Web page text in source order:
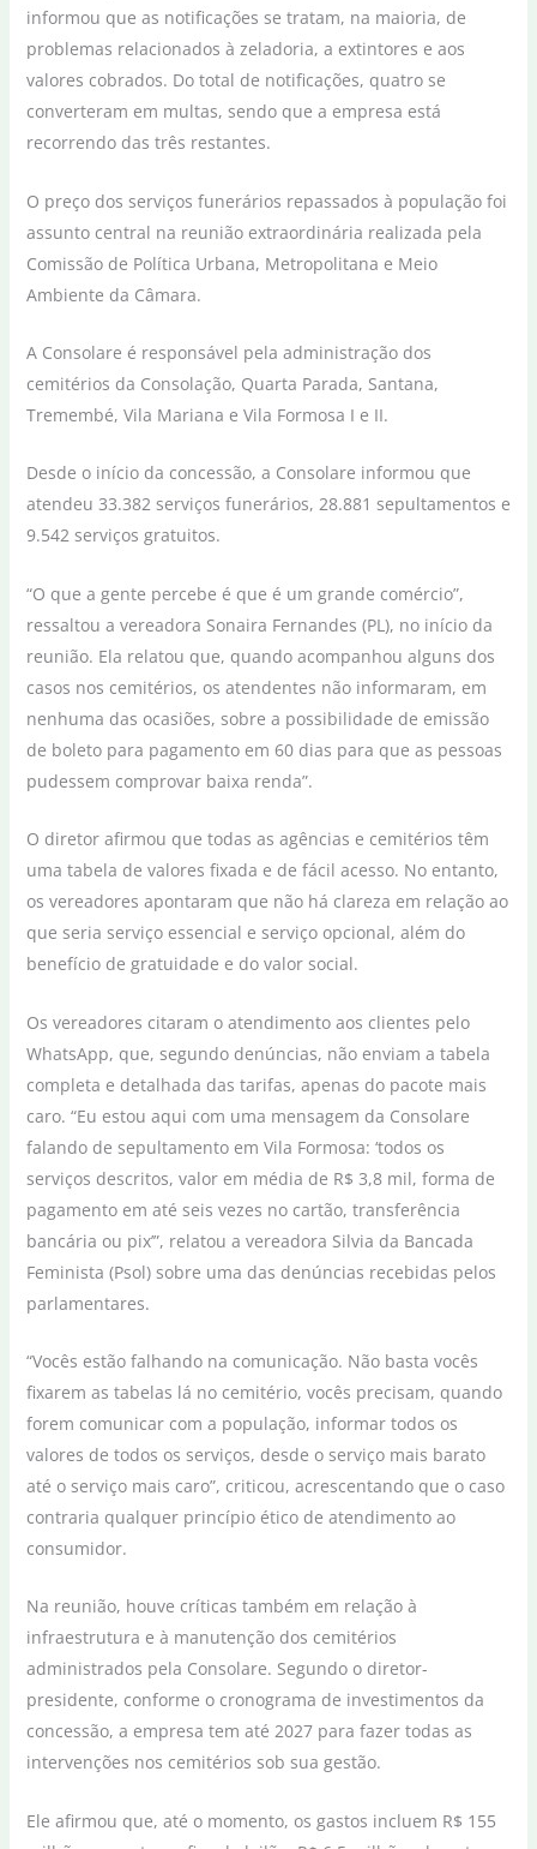
informou que as notificações se tratam, na maioria, de
problemas relacionados à zeladoria, a extintores e aos
valores cobrados. Do total de notificações, quatro se
converteram em multas, sendo que a empresa está
recorrendo das três restantes.
O preço dos serviços funerários repassados à população foi
assunto central na reunião extraordinária realizada pela
Comissão de Política Urbana, Metropolitana e Meio
Ambiente da Câmara.
A Consolare é responsável pela administração dos
cemitérios da Consolação, Quarta Parada, Santana,
Tremembé, Vila Mariana e Vila Formosa I e II.
Desde o início da concessão, a Consolare informou que
atendeu 33.382 serviços funerários, 28.881 sepultamentos e
9.542 serviços gratuitos.
“O que a gente percebe é que é um grande comércio”,
ressaltou a vereadora Sonaira Fernandes (PL), no início da
reunião. Ela relatou que, quando acompanhou alguns dos
casos nos cemitérios, os atendentes não informaram, em
nenhuma das ocasiões, sobre a possibilidade de emissão
de boleto para pagamento em 60 dias para que as pessoas
pudessem comprovar baixa renda”.
O diretor afirmou que todas as agências e cemitérios têm
uma tabela de valores fixada e de fácil acesso. No entanto,
os vereadores apontaram que não há clareza em relação ao
que seria serviço essencial e serviço opcional, além do
benefício de gratuidade e do valor social.
Os vereadores citaram o atendimento aos clientes pelo
WhatsApp, que, segundo denúncias, não enviam a tabela
completa e detalhada das tarifas, apenas do pacote mais
caro. “Eu estou aqui com uma mensagem da Consolare
falando de sepultamento em Vila Formosa: ‘todos os
serviços descritos, valor em média de R$ 3,8 mil, forma de
pagamento em até seis vezes no cartão, transferência
bancária ou pix’”, relatou a vereadora Silvia da Bancada
Feminista (Psol) sobre uma das denúncias recebidas pelos
parlamentares.
“Vocês estão falhando na comunicação. Não basta vocês
fixarem as tabelas lá no cemitério, vocês precisam, quando
forem comunicar com a população, informar todos os
valores de todos os serviços, desde o serviço mais barato
até o serviço mais caro”, criticou, acrescentando que o caso
contraria qualquer princípio ético de atendimento ao
consumidor.
Na reunião, houve críticas também em relação à
infraestrutura e à manutenção dos cemitérios
administrados pela Consolare. Segundo o diretor-
presidente, conforme o cronograma de investimentos da
concessão, a empresa tem até 2027 para fazer todas as
intervenções nos cemitérios sob sua gestão.
Ele afirmou que, até o momento, os gastos incluem R$ 155